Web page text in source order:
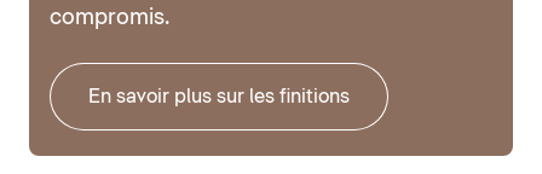
compromis.
En savoir plus sur les finitions